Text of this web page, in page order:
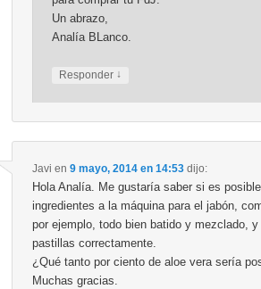
Un abrazo,
Analía BLanco.
Responder ↓
Javi en 9 mayo, 2014 en 14:53 dijo:
Hola Analía. Me gustaría saber si es
ingredientes a la máquina para el jabón,
por ejemplo, todo bien batido y mezclado,
pastillas correctamente.
¿Qué tanto por ciento de aloe vera sería
Muchas gracias.